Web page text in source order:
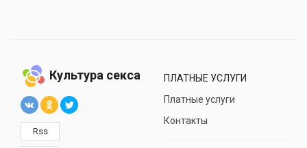
Культура секса
Rss
ПЛАТНЫЕ УСЛУГИ
Платные услуги
Контакты